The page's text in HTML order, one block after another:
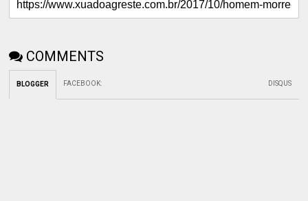
COMMENTS
BLOGGER FACEBOOK: DISQUS